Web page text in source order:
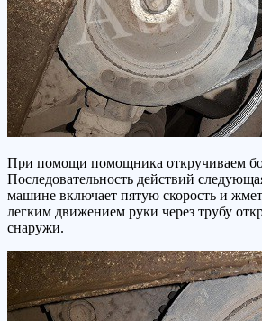
При помощи помощника откручиваем
Последовательность действий
машине включает пятую скорость и
легким движением руки через трубу
снаружи.